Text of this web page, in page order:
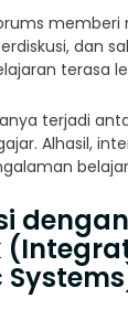
dan
terasa
terjadi
Alhasil,